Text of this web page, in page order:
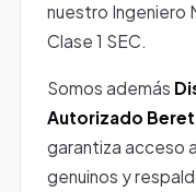
nuestro Ingeniero
Clase 1 SEC.
Somos además
Autorizado
garantiza acceso
genuinos y